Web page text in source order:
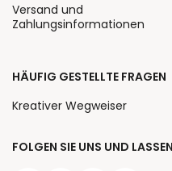
FOLGEN SIE UNS UND
Versand und
Zahlungsinformationen
HÄUFIG GESTELLTE FRAGEN
Kreativer Wegweiser